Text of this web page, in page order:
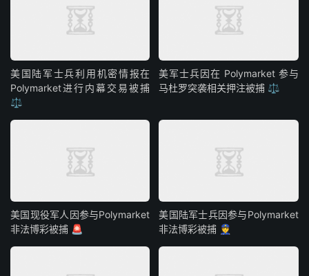
美国陆军士兵利用机密情报在
Polymarket进行内幕交易被捕
⚖️
美军士兵因在 Polymarket 参与
马杜罗突袭相关押注被捕 ⚖️
美国现役军人因参与Polymarket
非法博彩被捕 🚨
美国陆军士兵因参与Polymarket
非法博彩被捕 👮